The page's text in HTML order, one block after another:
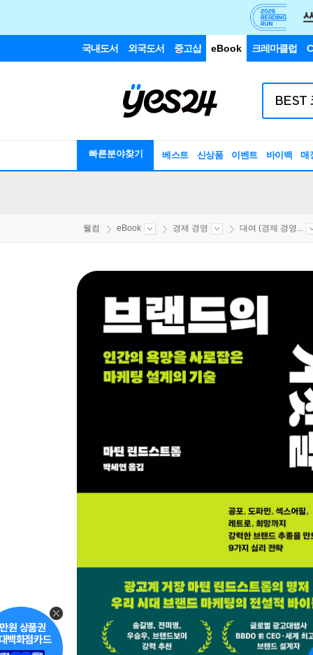
국내도서 외국도서 중고샵 eBook 크레마클럽
빠른분야찾기 베스트 신상품 이벤트 바이백 매
웰컴 eBook 경제 경영 대여 (경제 경영...